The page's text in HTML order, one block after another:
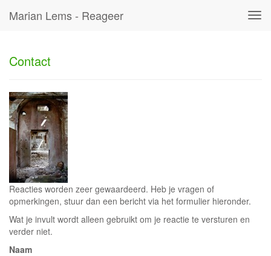
Marian Lems - Reageer
Contact
Reacties worden zeer gewaardeerd. Heb je vragen of
opmerkingen, stuur dan een bericht via het formulier hieronder.
Wat je invult wordt alleen gebruikt om je reactie te versturen en
verder niet.
Naam